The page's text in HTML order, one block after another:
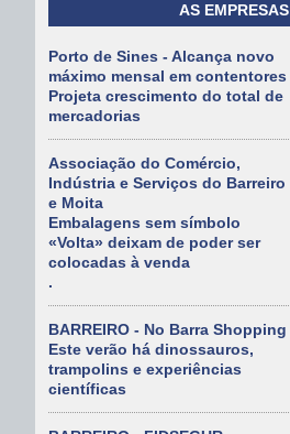
AS EMPRESAS
Porto de Sines - Alcança novo
máximo mensal em contentores
Projeta crescimento do total de
mercadorias
Associação do Comércio,
Indústria e Serviços do Barreiro
e Moita
Embalagens sem símbolo
«Volta» deixam de poder ser
colocadas à venda
.
BARREIRO - No Barra Shopping
Este verão há dinossauros,
trampolins e experiências
científicas